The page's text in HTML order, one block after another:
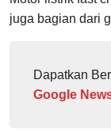
juga bagian dari
Dapatkan
Google